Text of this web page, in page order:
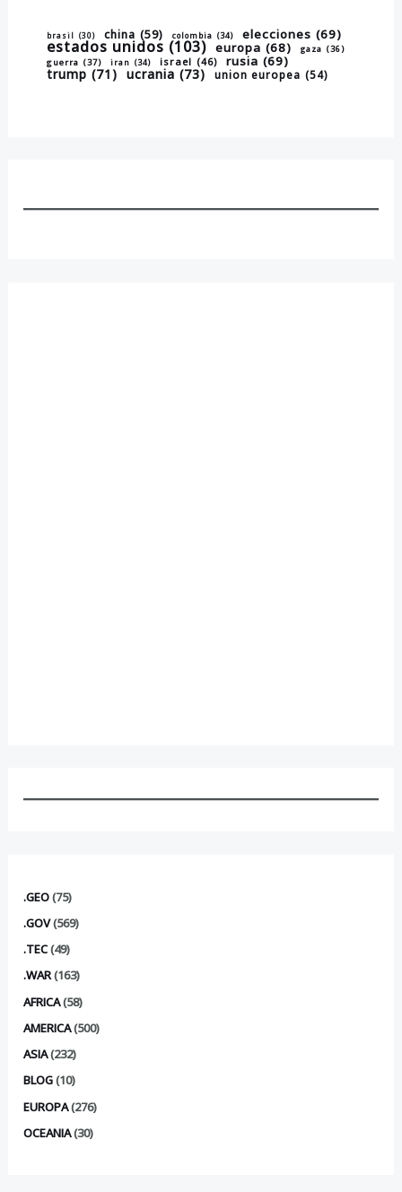
brasil (30) china (59) colombia (34) elecciones (69)
estados unidos (103) europa (68) gaza (36)
guerra (37) iran (34) israel (46) rusia (69)
trump (71) ucrania (73) union europea (54)
.GEO(75)
.GOV(569)
.TEC(49)
.WAR(163)
AFRICA(58)
AMERICA(500)
ASIA(232)
BLOG(10)
EUROPA(276)
OCEANIA(30)